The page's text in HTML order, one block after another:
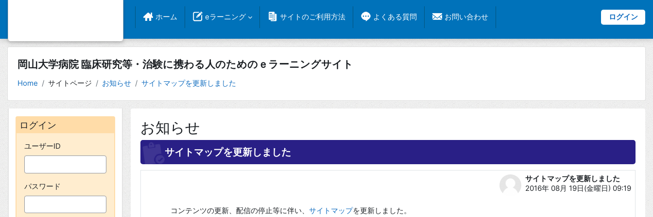
ホーム eラーニング サイトのご利用方法 よくある質問 お問い合わせ ログイン
岡山大学病院 臨床研究等・治験に携わる人のためのｅラーニングサイト
Home サイトページ お知らせ サイトマップを更新しました
お知らせ
サイトマップを更新しました
サイトマップを更新しました
2016年 08月 19日(金曜日) 09:19
返信数: 0
コンテンツの更新、配信の停止等に伴い、 サイトマップを更新しました。
ブロック
ログイン をスキップする
ログイン
ユーザーID
パスワード